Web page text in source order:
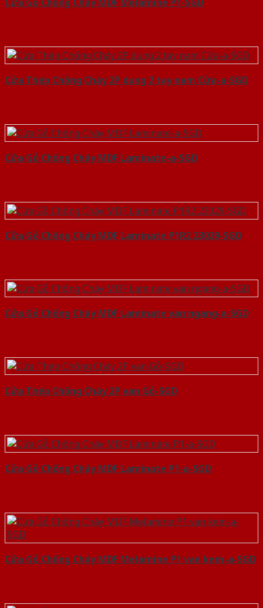
Cửa Thép Chống Cháy 2P dung 2 tay nam Cửa-a-SGD
Cửa Gỗ Chống Cháy MDF Laminate-a-SGD
Cửa Gỗ Chống Cháy MDF Laminate P1R2 23029-SGD
Cửa Gỗ Chống Cháy MDF Laminate van ngang-a-SGD
Cửa Thép Chống Cháy 2P van Gỗ-SGD
Cửa Gỗ Chống Cháy MDF Laminate P1-a-SGD
Cửa Gỗ Chống Cháy MDF Melamine P1 van kem-a-SGD